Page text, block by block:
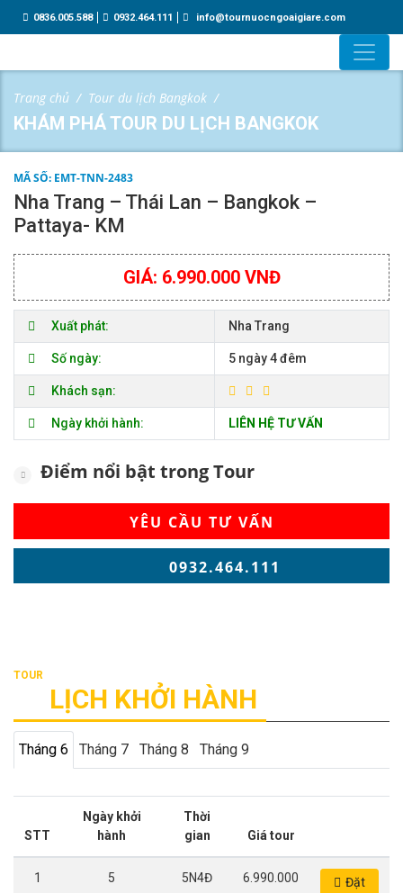
0836.005.588 0932.464.111 info@tournuocngoaigiare.com
Trang chủ Tour du lịch Bangkok
KHÁM PHÁ TOUR DU LỊCH BANGKOK
MÃ SỐ: EMT-TNN-2483
Nha Trang – Thái Lan – Bangkok –
Pattaya- KM
GIÁ: 6.990.000 VNĐ
Xuất phát: Nha Trang
Số ngày: 5 ngày 4 đêm
Khách sạn:
Ngày khởi hành: LIÊN HỆ TƯ VẤN
Điểm nổi bật trong Tour
YÊU CẦU TƯ VẤN
0932.464.111
LỊCH KHỞI HÀNH
Tháng 6 Tháng 7 Tháng 8 Tháng 9
STT
Ngày khởi
hành
Thời
gian
Giá tour
1 5 5N4Đ 6.990.000
Đặt